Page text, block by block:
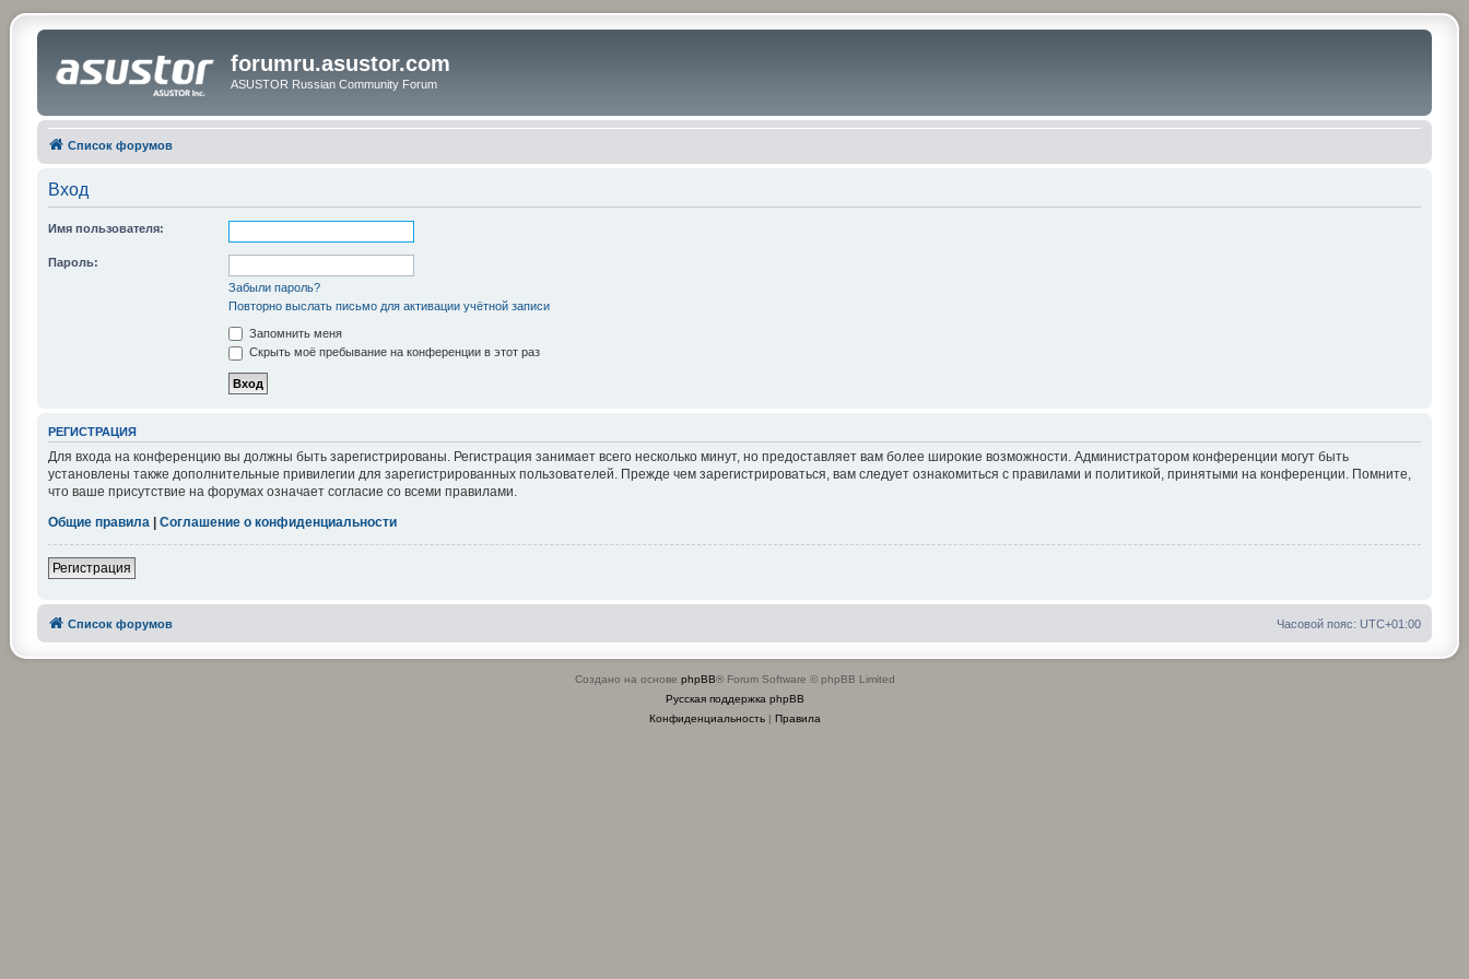
forumru.asustor.com
ASUSTOR Russian Community Forum
Список форумов
Вход
Имя пользователя:
Пароль:
Забыли пароль?
Повторно выслать письмо для активации учётной записи
Запомнить меня
Скрыть моё пребывание на конференции в этот раз
РЕГИСТРАЦИЯ
Для входа на конференцию вы должны быть зарегистрированы. Регистрация занимает всего несколько минут, но предоставляет вам более широкие возможности. Администратором конференции могут быть
установлены также дополнительные привилегии для зарегистрированных пользователей. Прежде чем зарегистрироваться, вам следует ознакомиться с правилами и политикой, принятыми на конференции. Помните,
что ваше присутствие на форумах означает согласие со всеми правилами.
Общие правила| Соглашение о конфиденциальности
Регистрация
Список форумов Часовой пояс: UTC+01:00
Создано на основе phpBB® Forum Software © phpBB Limited
Русская поддержка phpBB
Конфиденциальность| Правила